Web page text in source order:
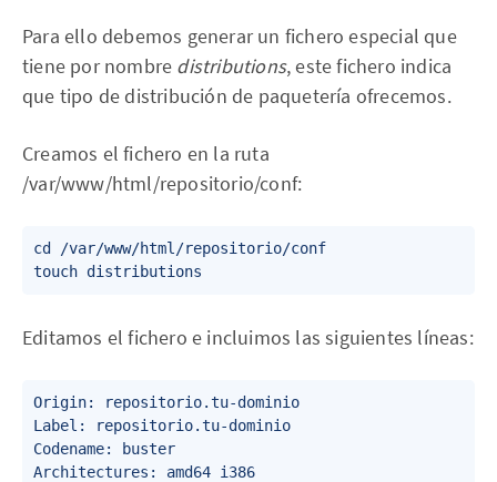
Para ello debemos generar un fichero especial que
tiene por nombre distributions, este fichero indica
que tipo de distribución de paquetería ofrecemos.
Creamos el fichero en la ruta
/var/www/html/repositorio/conf:
cd /var/www/html/repositorio/conf
Editamos el fichero e incluimos las siguientes líneas:
Origin: repositorio.tu-dominio
Label: repositorio.tu-dominio
Codename: buster
Architectures: amd64 i386